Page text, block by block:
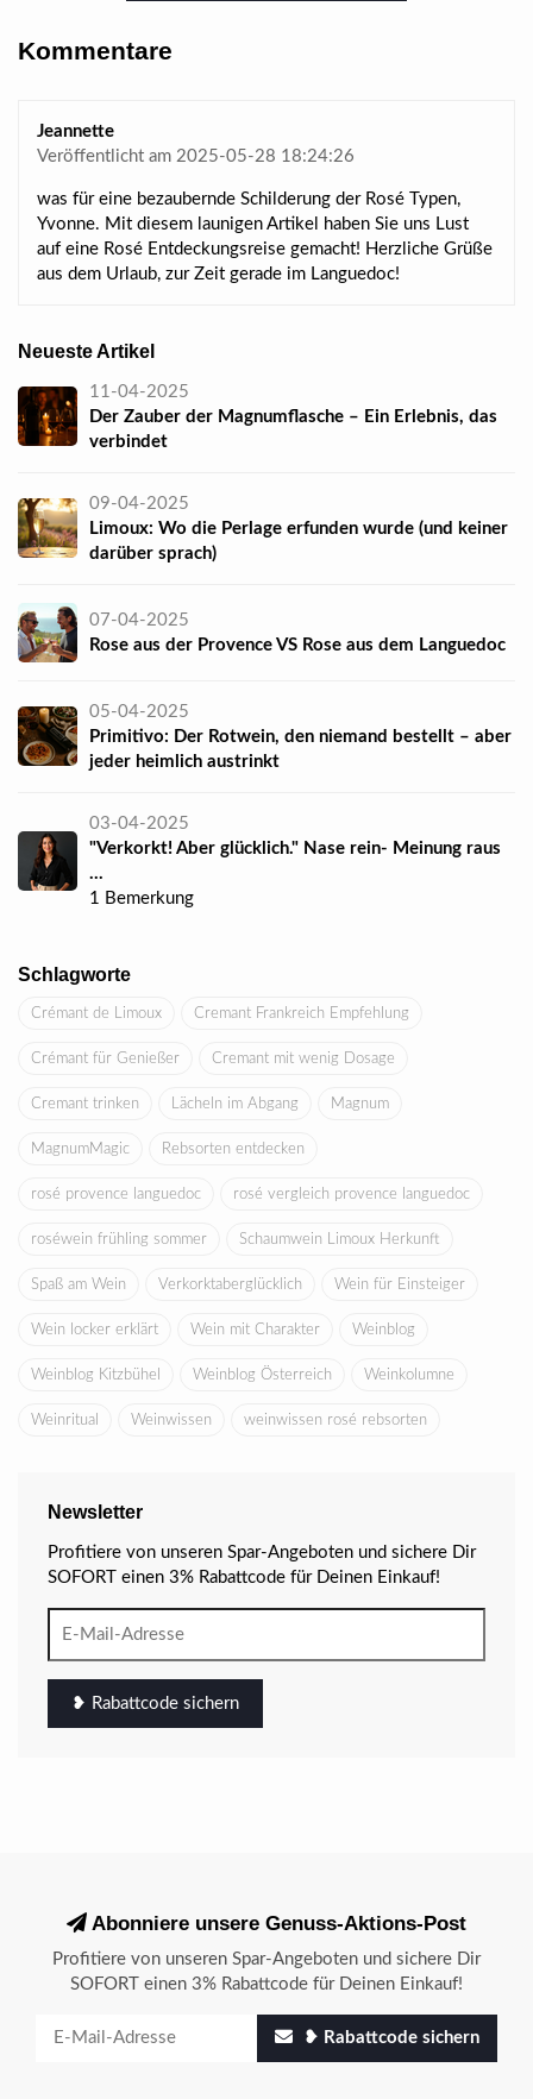
Kommentare
Jeannette
Veröffentlicht am 2025-05-28 18:24:26
was für eine bezaubernde Schilderung der Rosé Typen,
Yvonne. Mit diesem launigen Artikel haben Sie uns Lust
auf eine Rosé Entdeckungsreise gemacht! Herzliche Grüße
aus dem Urlaub, zur Zeit gerade im Languedoc!
Neueste Artikel
11-04-2025
Der Zauber der Magnumflasche – Ein Erlebnis, das
verbindet
09-04-2025
Limoux: Wo die Perlage erfunden wurde (und keiner
darüber sprach)
07-04-2025
Rose aus der Provence VS Rose aus dem Languedoc
05-04-2025
Primitivo: Der Rotwein, den niemand bestellt – aber
jeder heimlich austrinkt
03-04-2025
"Verkorkt! Aber glücklich." Nase rein- Meinung raus
...
1 Bemerkung
Schlagworte
Crémant de Limoux Cremant Frankreich Empfehlung
Crémant für Genießer Cremant mit wenig Dosage
Cremant trinken Lächeln im Abgang Magnum
MagnumMagic Rebsorten entdecken
rosé provence languedoc rosé vergleich provence languedoc
roséwein frühling sommer Schaumwein Limoux Herkunft
Spaß am Wein Verkorktaberglücklich Wein für Einsteiger
Wein locker erklärt Wein mit Charakter Weinblog
Weinblog Kitzbühel Weinblog Österreich Weinkolumne
Weinritual Weinwissen weinwissen rosé rebsorten
Newsletter
Profitiere von unseren Spar-Angeboten und sichere Dir
SOFORT einen 3% Rabattcode für Deinen Einkauf!
❥ Rabattcode sichern
Abonniere unsere Genuss-Aktions-Post
Profitiere von unseren Spar-Angeboten und sichere Dir
SOFORT einen 3% Rabattcode für Deinen Einkauf!
❥ Rabattcode sichern